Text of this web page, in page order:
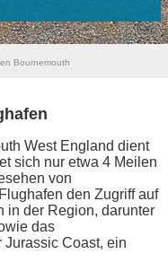
Bournemouth
West England dient
sich nur etwa 4 Meilen
von
den Zugriff auf
in der Region, darunter
das
Jurassic Coast, ein